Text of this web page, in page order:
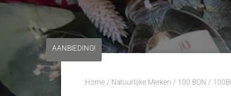
Home / Natuurlijke Merken / 100 BON /
AANBIEDING!